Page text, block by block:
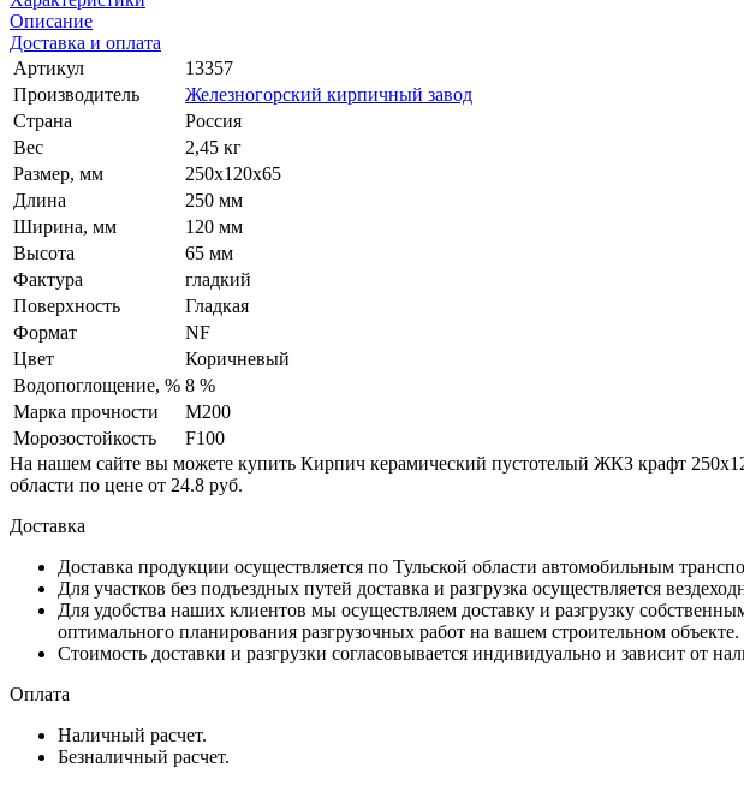
Описание
Доставка и оплата
Артикул
13357
Производитель
Железногорский кирпичный завод
Страна
Россия
Вес
2,45 кг
Размер, мм
250х120х65
Длина
250 мм
Ширина, мм
120 мм
Высота
65 мм
Фактура
гладкий
Поверхность
Гладкая
Формат
NF
Цвет
Коричневый
Водопоглощение, % 8 %
Марка прочности
М200
Морозостойкость
F100
На нашем сайте вы можете купить Кирпич керамический пустотелый ЖКЗ крафт
области по цене от 24.8 руб.
Доставка
Доставка продукции осуществляется по Тульской области автомобильным
Для участков без подъездных путей доставка и разгрузка осуществляется
Для удобства наших клиентов мы осуществляем доставку и разгрузку
оптимального планирования разгрузочных работ на вашем строительном объекте.
Стоимость доставки и разгрузки согласовывается индивидуально и зависит от
Оплата
Наличный расчет.
Безналичный расчет.